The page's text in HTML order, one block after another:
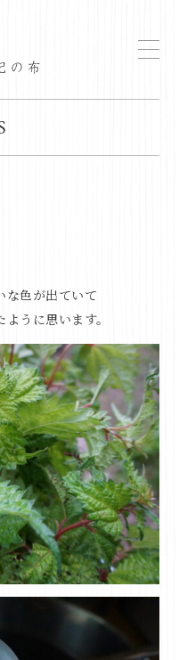
な色が出ていて
うに思います。